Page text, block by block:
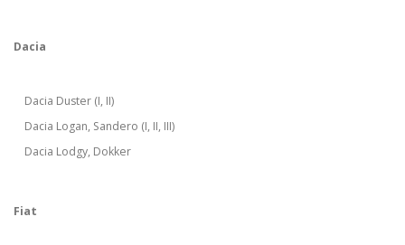
Dacia
Dacia Duster (I, II)
Dacia Logan, Sandero (I, II, III)
Dacia Lodgy, Dokker
Fiat